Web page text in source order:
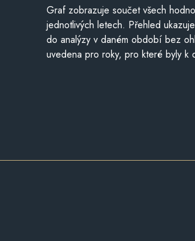
Graf zobrazuje součet všech
jednotlivých letech. Přehled
do analýzy v daném období bez
uvedena pro roky, pro které byly k